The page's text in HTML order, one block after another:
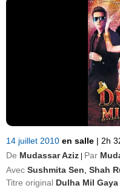
14 juillet 2010 en salle | 2h
De Mudassar Aziz Par
Avec Sushmita Sen Shah
Titre original Dulha Mil Gaya